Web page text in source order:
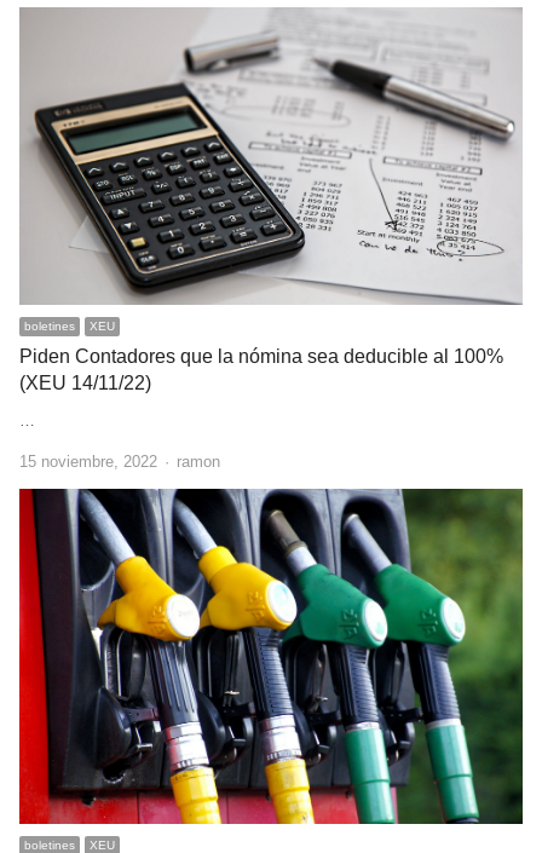
boletines XEU
Piden Contadores que la nómina sea deducible al 100%
(XEU 14/11/22)
15 noviembre, 2022 Author
ramon
boletines XEU